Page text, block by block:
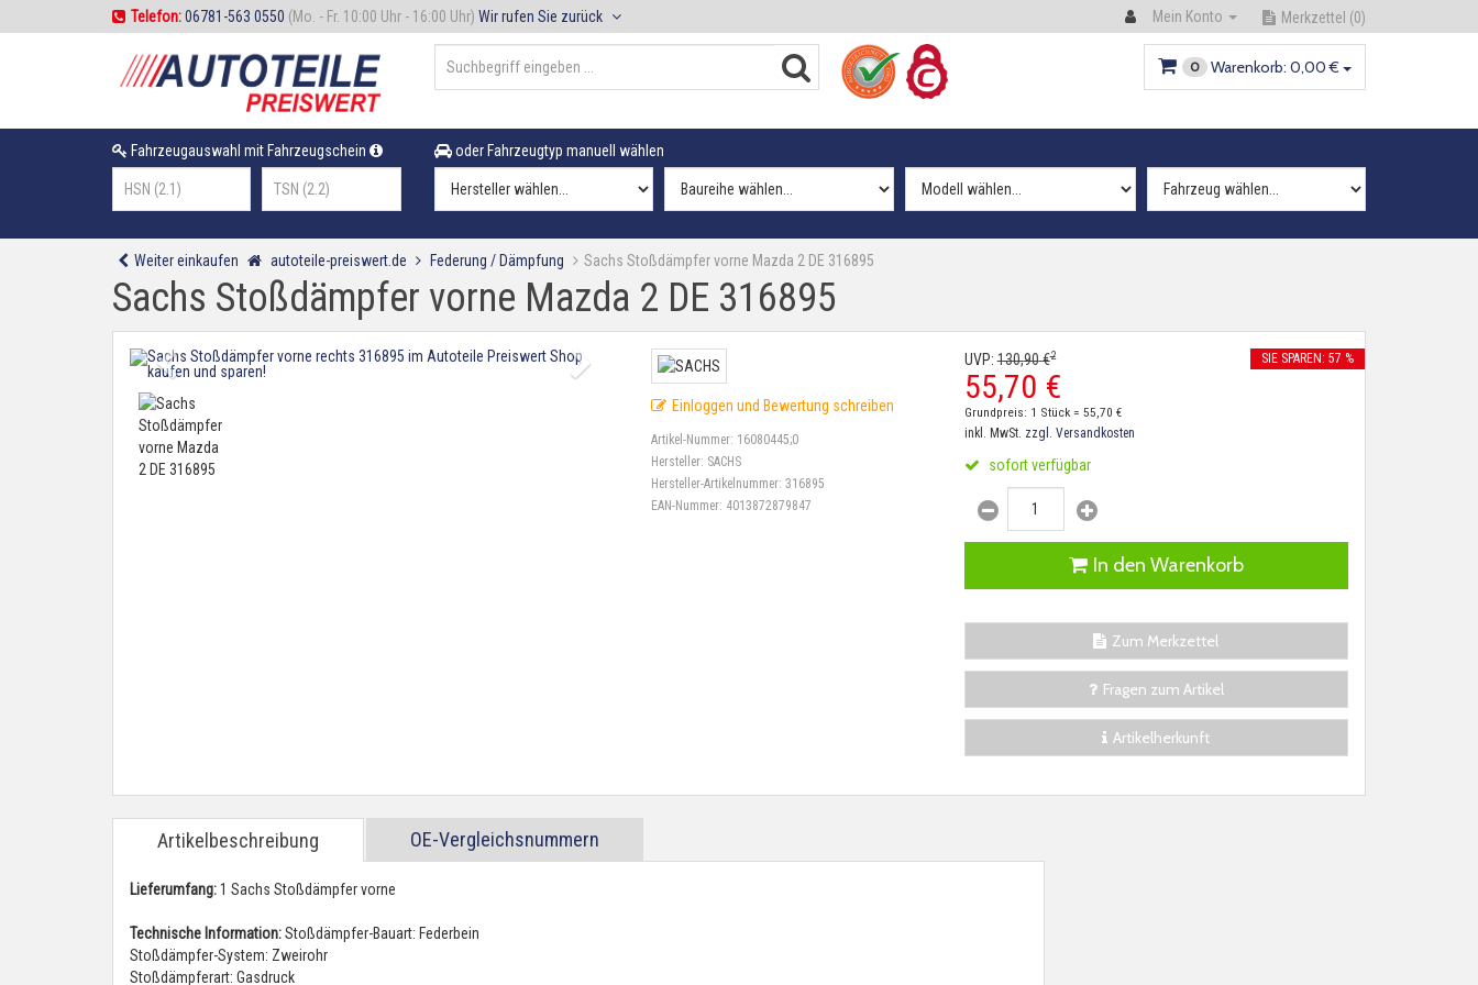
Telefon:06781-563 0550 (Mo. - Fr. 10:00 Uhr - 16:00 Uhr) Wir rufen Sie zurück Mein Konto Merkzettel (0)
0 Warenkorb: 0,00 €
Fahrzeugauswahl mit Fahrzeugschein oder Fahrzeugtyp manuell wählen
Weiter einkaufen autoteile-preiswert.de Federung / Dämpfung Sachs Stoßdämpfer vorne Mazda 2 DE 316895
Sachs Stoßdämpfer vorne Mazda 2 DE 316895
Einloggen und Bewertung schreiben
Artikel-Nummer: 16080445;0
Hersteller: SACHS
Hersteller-Artikelnummer:316895
EAN-Nummer: 4013872879847
UVP:130,90€2
55,70 €
SIE SPAREN: 57 %
Grundpreis: 1 Stück = 55,70 €
inkl. MwSt. zzgl. Versandkosten
sofort verfügbar
In den Warenkorb
Zum Merkzettel
Fragen zum Artikel
Artikelherkunft
Artikelbeschreibung OE-Vergleichsnummern
Lieferumfang:1 Sachs Stoßdämpfer vorne
Technische Information:Stoßdämpfer-Bauart: Federbein
Stoßdämpfer-System: Zweirohr
Stoßdämpferart: Gasdruck